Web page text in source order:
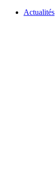
Actualités